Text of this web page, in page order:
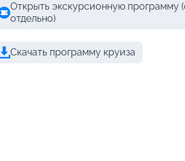
Открыть экскурсионную программу
отдельно)
Скачать программу круиза